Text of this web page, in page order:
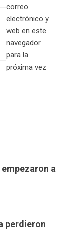
correo
electrónico y
web en este
navegador
para la
próxima vez
a
perdieron